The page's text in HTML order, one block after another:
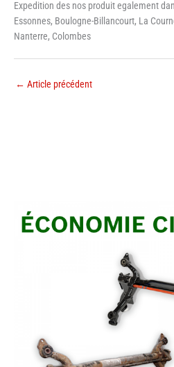
Expedition des nos produit egalement
Essonnes, Boulogne-Billancourt, La
Nanterre, Colombes
← Article précédent